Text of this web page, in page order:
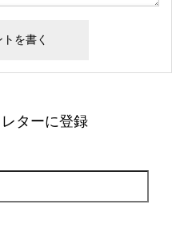
ターに登録